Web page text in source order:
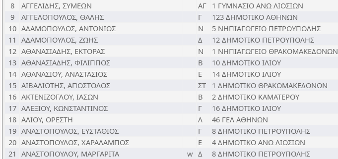
8
ΑΓΓΕΛΙΔΗΣ, ΣΥΜΕΩΝ ΑΓ 1 ΓΥΜΝΑΣΙΟ ΑΝΩ ΛΙΟΣΙΩΝ
9
ΑΓΓΕΛΟΠΟΥΛΟΣ, ΘΑΛΗΣ Γ
123 ΔΗΜΟΤΙΚΟ ΑΘΗΝΩΝ
10 ΑΔΑΜΟΠΟΥΛΟΣ, ΑΝΤΩΝΙΟΣ Ν
5 ΝΗΠΙΑΓΩΓΕΙΟ ΠΕΤΡΟΥΠΟΛΗΣ
11 ΑΔΑΜΟΠΟΥΛΟΣ, ΖΩΗΣ Δ
12 ΔΗΜΟΤΙΚΟ ΠΕΤΡΟΥΠΟΛΗΣ
12 ΑΘΑΝΑΣΙΑΔΗΣ, ΕΚΤΟΡΑΣ Ν
1 ΝΗΠΙΑΓΩΓΕΙΟ ΘΡΑΚΟΜΑΚΕΔΟΝΩΝ
13 ΑΘΑΝΑΣΙΑΔΗΣ, ΦΙΛΙΠΠΟΣ Β
10 ΔΗΜΟΤΙΚΟ ΙΛΙΟΥ
14 ΑΘΑΝΑΣΙΟΥ, ΑΝΑΣΤΑΣΙΟΣ Ε
14 ΔΗΜΟΤΙΚΟ ΙΛΙΟΥ
15 ΑΙΒΑΛΙΩΤΗΣ, ΑΠΟΣΤΟΛΟΣ ΣΤ
1 ΔΗΜΟΤΙΚΟ ΘΡΑΚΟΜΑΚΕΔΟΝΩΝ
16 ΑΚΤΕΝΙΖΟΓΛΟΥ, ΙΑΣΩΝ Β
2 ΔΗΜΟΤΙΚΟ ΚΑΜΑΤΕΡΟΥ
17 ΑΛΕΞΙΟΥ, ΚΩΝΣΤΑΝΤΙΝΟΣ Γ
16 ΔΗΜΟΤΙΚΟ ΙΛΙΟΥ
18 ΑΛΙΟΥ, ΟΡΕΣΤΗ Λ
46 ΓΕΛ ΑΘΗΝΩΝ
19 ΑΝΑΣΤΟΠΟΥΛΟΣ, ΕΥΣΤΑΘΙΟΣ Γ
8 ΔΗΜΟΤΙΚΟ ΠΕΤΡΟΥΠΟΛΗΣ
20 ΑΝΑΣΤΟΠΟΥΛΟΣ, ΧΑΡΑΛΑΜΠΟΣ Ε
4 ΔΗΜΟΤΙΚΟ ΑΝΩ ΛΙΟΣΙΩΝ
21 ΑΝΑΣΤΟΠΟΥΛΟΥ, ΜΑΡΓΑΡΙΤΑ w Δ
8 ΔΗΜΟΤΙΚΟ ΠΕΤΡΟΥΠΟΛΗΣ